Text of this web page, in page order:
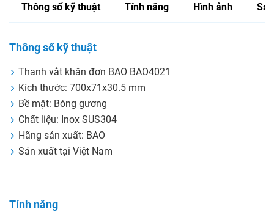
Thông số kỹ thuật Tính năng Hình ảnh
Thông số kỹ thuật
Thanh vắt khăn đơn BAO BAO4021
Kích thước: 700x71x30.5 mm
Bề mặt: Bóng gương
Chất liệu: Inox SUS304
Hãng sản xuất: BAO
Sản xuất tại Việt Nam
Tính năng